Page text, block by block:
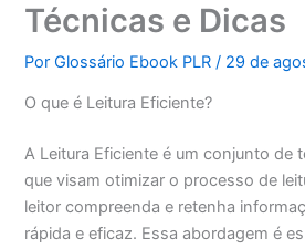
Técnicas e Dicas
PorGlossário Ebook PLR/ 29 de
O que é Leitura Eficiente?
A Leitura Eficiente é um conjunto de
que visam otimizar o processo de
leitor compreenda e retenha
rápida e eficaz. Essa abordagem é